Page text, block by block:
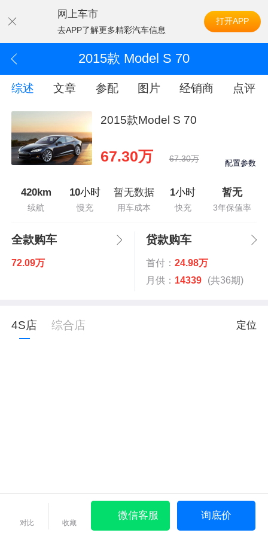
网上车市
去APP了解更多精彩汽车信息
打开APP
2015款 Model S 70
综述 文章 参配 图片 经销商 点评
2015款Model S 70
67.30万 67.30万 配置参数
420km
续航
10小时
慢充
暂无数据
用车成本
1小时
快充
暂无
3年保值率
全款购车
72.09万
贷款购车
首付： 24.98万
月供： 14339 (共36期)
4S店 综合店 定位
对比 收藏
微信客服 询底价